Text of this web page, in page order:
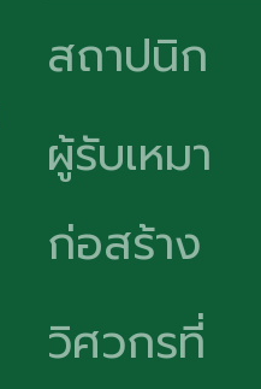
สถาปนิก
ผู้รับเหมา
ก่อสร้าง
วิศวกรที่